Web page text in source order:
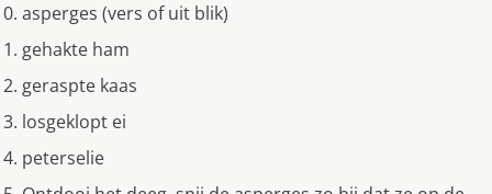
asperges (vers of uit blik)
gehakte ham
geraspte kaas
losgeklopt ei
peterselie